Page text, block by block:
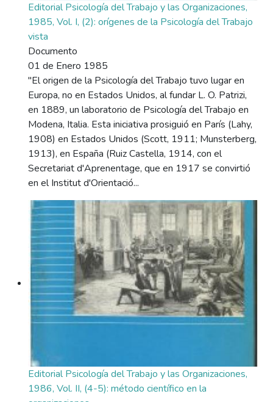
Editorial Psicología del Trabajo y las Organizaciones,
1985, Vol. I, (2): orígenes de la Psicología del Trabajo
vista
Documento
01 de Enero 1985
"El origen de la Psicología del Trabajo tuvo lugar en
Europa, no en Estados Unidos, al fundar L. O. Patrizi,
en 1889, un laboratorio de Psicología del Trabajo en
Modena, Italia. Esta iniciativa prosiguió en París (Lahy,
1908) en Estados Unidos (Scott, 1911; Munsterberg,
1913), en España (Ruiz Castella, 1914, con el
Secretariat d'Aprenentage, que en 1917 se convirtió
en el Institut d'Orientació...
Editorial Psicología del Trabajo y las Organizaciones,
1986, Vol. II, (4-5): método científico en la